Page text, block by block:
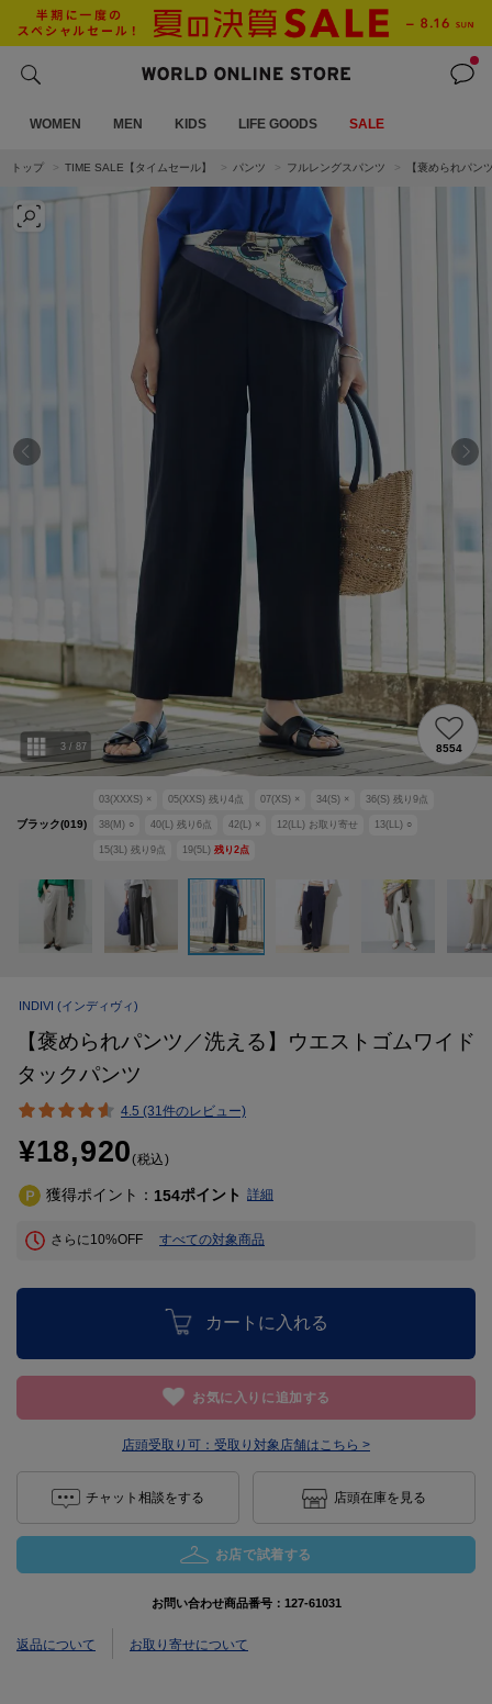
WOMEN MEN KIDS LIFE GOODS SALE
トップ TIME SALE【タイムセール】 パンツ フルレングスパンツ 【褒められパン
ブラック(019)
03(XXXS) × 05(XXS) 残り 4点 07(XS) × 34(S) × 36(S) 残り 9点
38(M) ○ 40(L) 残り 6点 42(L) × 12(LL) お取り寄せ 13(LL) ○
15(3L) 残り 9点 19(5L) 残り 2点
3 / 87 8554
INDIVI (インディヴィ)
【褒められパンツ／洗える】ウエストゴムワイド
タックパンツ
4.5 (31件のレビュー)
¥18,920(税込)
獲得ポイント： 154ポイント 詳細
さらに10%OFF すべての対象商品
カートに入れる
お気に入りに追加する
店頭受取り可： 受取り対象店舗はこちら >
チャット相談をする 店頭在庫を見る
お店で試着する
お問い合わせ商品番号： 127-61031
返品について お取り寄せについて